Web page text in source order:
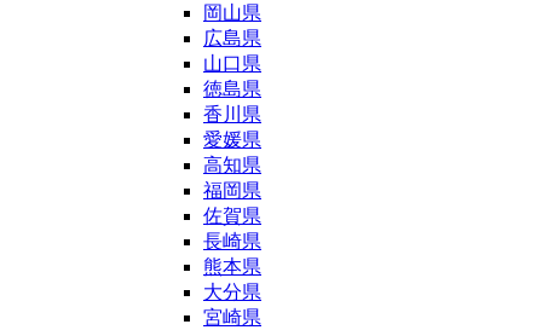
岡山県
広島県
山口県
徳島県
香川県
愛媛県
高知県
福岡県
佐賀県
長崎県
熊本県
大分県
宮崎県